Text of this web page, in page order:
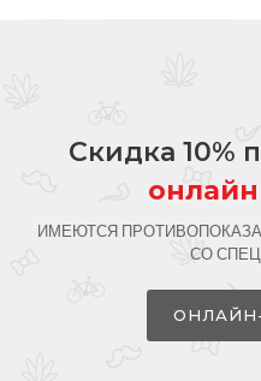
Скидка 10%
онлайн
ИМЕЮТСЯ
СО